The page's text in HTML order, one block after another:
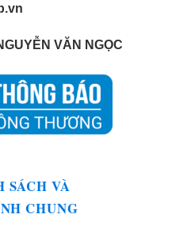
VĂN NGỌC
SÁCH VÀ
CHUNG